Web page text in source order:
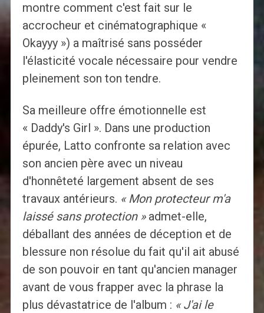
montre comment c'est fait sur le
accrocheur et cinématographique «
Okayyy ») a maîtrisé sans posséder
l'élasticité vocale nécessaire pour vendre
pleinement son ton tendre.
Sa meilleure offre émotionnelle est
« Daddy's Girl ». Dans une production
épurée, Latto confronte sa relation avec
son ancien père avec un niveau
d'honnêteté largement absent de ses
travaux antérieurs. « Mon protecteur m'a
laissé sans protection »admet-elle,
déballant des années de déception et de
blessure non résolue du fait qu'il ait abusé
de son pouvoir en tant qu'ancien manager
avant de vous frapper avec la phrase la
plus dévastatrice de l'album : « J'ai le